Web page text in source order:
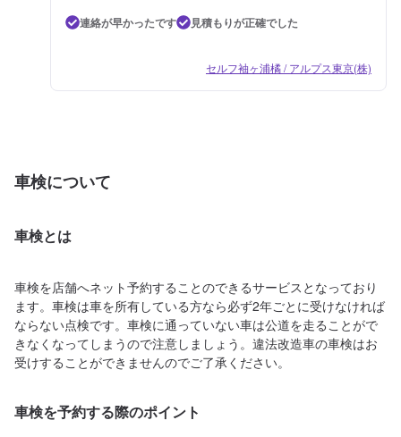
連絡が早かったです
見積もりが正確でした
セルフ袖ヶ浦橘 / アルプス東京(株)
車検について
車検とは
車検を店舗へネット予約することのできるサービスとなっており
ます。車検は車を所有している方なら必ず2年ごとに受けなければ
ならない点検です。車検に通っていない車は公道を走ることがで
きなくなってしまうので注意しましょう。違法改造車の車検はお
受けすることができませんのでご了承ください。
車検を予約する際のポイント